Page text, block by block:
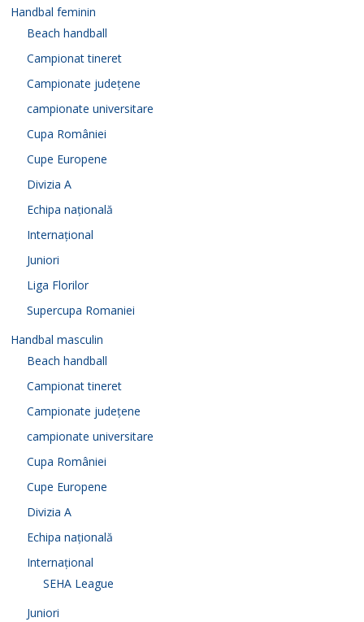
Handbal feminin
Beach handball
Campionat tineret
Campionate județene
campionate universitare
Cupa României
Cupe Europene
Divizia A
Echipa națională
Internațional
Juniori
Liga Florilor
Supercupa Romaniei
Handbal masculin
Beach handball
Campionat tineret
Campionate județene
campionate universitare
Cupa României
Cupe Europene
Divizia A
Echipa națională
Internațional
SEHA League
Juniori